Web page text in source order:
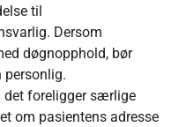
til
Dersom
døgnopphold, bør
personlig.
det foreligger særlige
om pasientens adresse